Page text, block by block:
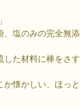
、塩のみの完全無添
した材料に棒をさす
懐かしい、ほっと